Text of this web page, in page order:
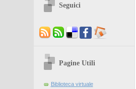
Seguici
Pagine Utili
Biblioteca virtuale